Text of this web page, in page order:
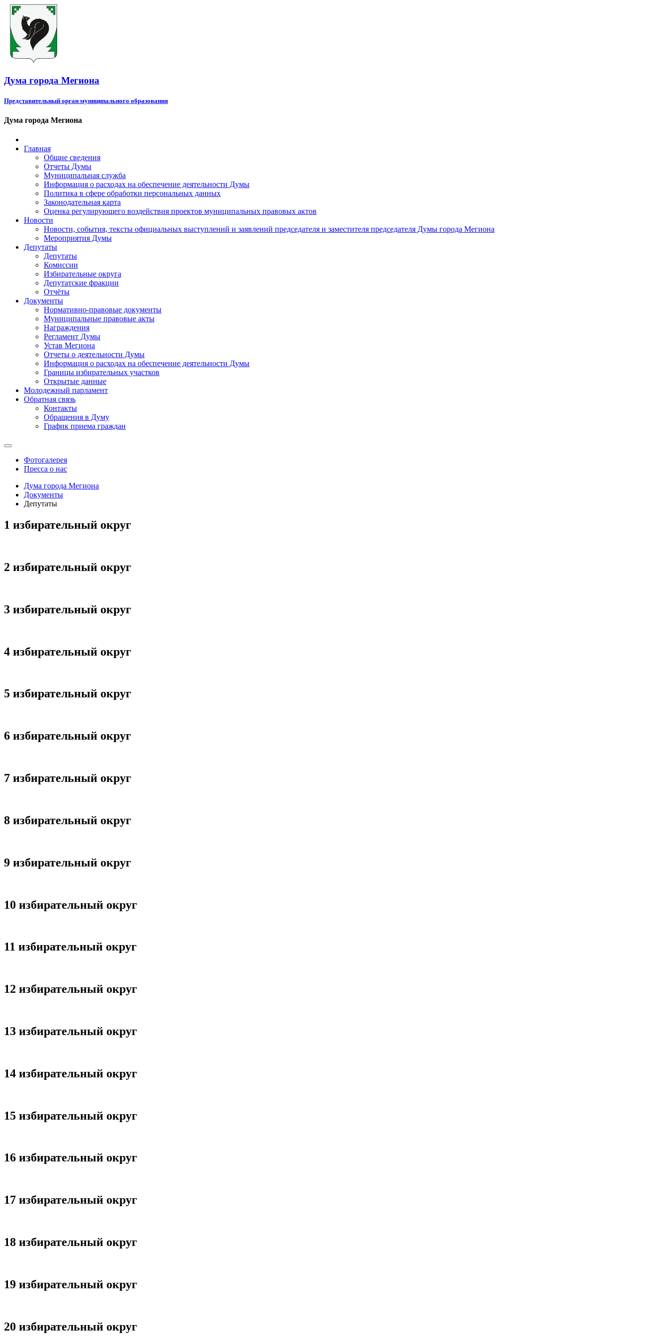
Дума города Мегиона
Представительный орган муниципального образования
Дума города Мегиона
Главная
Общие сведения
Отчеты Думы
Муниципальная служба
Информация о расходах на обеспечение деятельности Думы
Политика в сфере обработки персональных данных
Законодательная карта
Оценка регулирующего воздействия проектов муниципальных правовых актов
Новости
Новости, события, тексты официальных выступлений и заявлений председателя и заместителя председателя Думы города Мегиона
Мероприятия Думы
Депутаты
Депутаты
Комиссии
Избирательные округа
Депутатские фракции
Отчёты
Документы
Нормативно-правовые документы
Муниципальные правовые акты
Награждения
Регламент Думы
Устав Мегиона
Отчеты о деятельности Думы
Информация о расходах на обеспечение деятельности Думы
Границы избирательных участков
Открытые данные
Молодежный парламент
Обратная связь
Контакты
Обращения в Думу
График приема граждан
Фотогалерея
Пресса о нас
Дума города Мегиона
Документы
Депутаты
1 избирательный округ
2 избирательный округ
3 избирательный округ
4 избирательный округ
5 избирательный округ
6 избирательный округ
7 избирательный округ
8 избирательный округ
9 избирательный округ
10 избирательный округ
11 избирательный округ
12 избирательный округ
13 избирательный округ
14 избирательный округ
15 избирательный округ
16 избирательный округ
17 избирательный округ
18 избирательный округ
19 избирательный округ
20 избирательный округ